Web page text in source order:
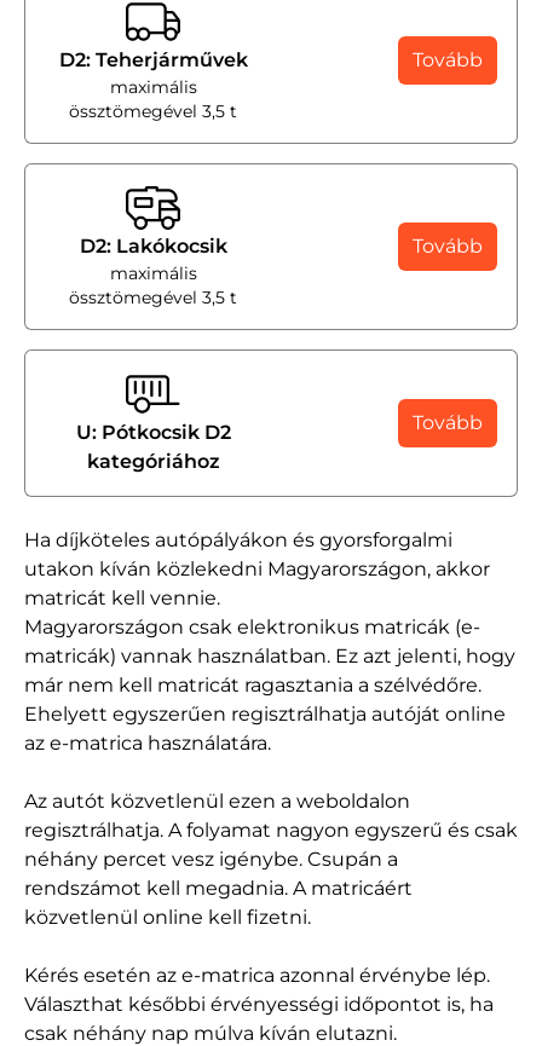
Ha díjköteles autópályákon és gyorsforgalmi
utakon kíván közlekedni Magyarországon, akkor
matricát kell vennie.
Magyarországon csak elektronikus matricák (e-
matricák) vannak használatban. Ez azt jelenti, hogy
már nem kell matricát ragasztania a szélvédőre.
Ehelyett egyszerűen regisztrálhatja autóját online
az e-matrica használatára.
Az autót közvetlenül ezen a weboldalon
regisztrálhatja. A folyamat nagyon egyszerű és csak
néhány percet vesz igénybe. Csupán a
rendszámot kell megadnia. A matricáért
közvetlenül online kell fizetni.
Kérés esetén az e-matrica azonnal érvénybe lép.
Választhat későbbi érvényességi időpontot is, ha
csak néhány nap múlva kíván elutazni.
D2: Teherjárművek
maximális
össztömegével 3,5 t
Tovább
D2: Lakókocsik
maximális
össztömegével 3,5 t
Tovább
U: Pótkocsik D2
kategóriához
Tovább